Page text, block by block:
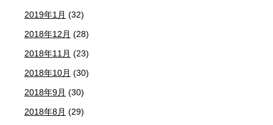
2019年1月 (32)
2018年12月 (28)
2018年11月 (23)
2018年10月 (30)
2018年9月 (30)
2018年8月 (29)